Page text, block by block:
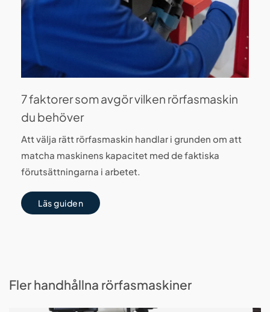
7 faktorer som avgör vilken rörfasmaskin
du behöver
Att välja rätt rörfasmaskin handlar i grunden om att
matcha maskinens kapacitet med de faktiska
förutsättningarna i arbetet.
Läs guiden
Fler handhållna rörfasmaskiner